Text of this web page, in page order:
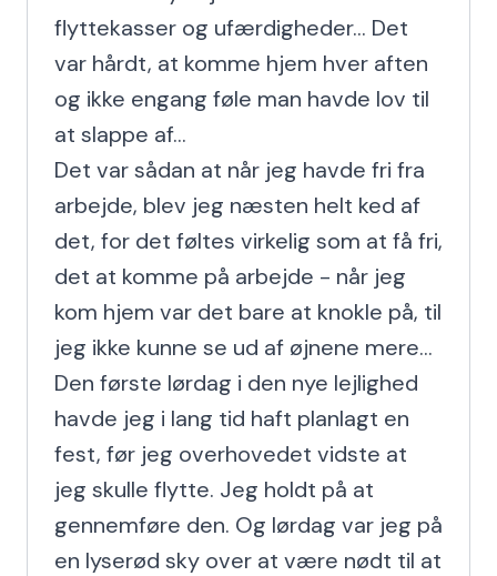
flyttekasser og ufærdigheder... Det
var hårdt, at komme hjem hver aften
og ikke engang føle man havde lov til
at slappe af...
Det var sådan at når jeg havde fri fra
arbejde, blev jeg næsten helt ked af
det, for det føltes virkelig som at få fri,
det at komme på arbejde - når jeg
kom hjem var det bare at knokle på, til
jeg ikke kunne se ud af øjnene mere...
Den første lørdag i den nye lejlighed
havde jeg i lang tid haft planlagt en
fest, før jeg overhovedet vidste at
jeg skulle flytte. Jeg holdt på at
gennemføre den. Og lørdag var jeg på
en lyserød sky over at være nødt til at